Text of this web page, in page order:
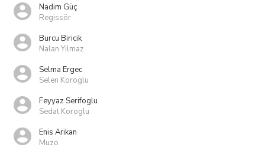
Nadim Güç
Regissör
Burcu Biricik
Nalan Yilmaz
Selma Ergec
Selen Koroglu
Feyyaz Serifoglu
Sedat Koroglu
Enis Arikan
Muzo